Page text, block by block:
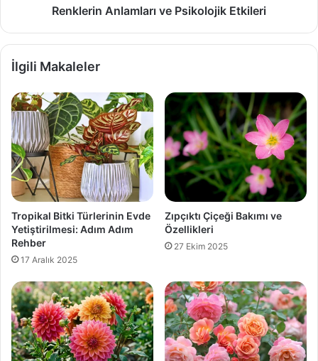
Renklerin Anlamları ve Psikolojik Etkileri
İlgili Makaleler
Tropikal Bitki Türlerinin Evde
Yetiştirilmesi: Adım Adım
Rehber
17 Aralık 2025
Zıpçıktı Çiçeği Bakımı ve
Özellikleri
27 Ekim 2025